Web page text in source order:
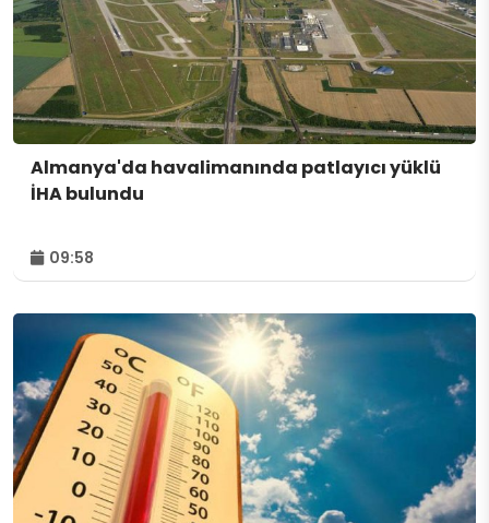
Almanya'da havalimanında patlayıcı yüklü
İHA bulundu
09:58